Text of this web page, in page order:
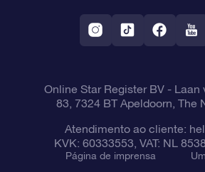
Aplicativo RV Fly me to the stars
Constelações
Online Star Register BV- Laan
83, 7324 BT Apeldoorn, The
Atendimento ao cliente:
KVK: 60333553, VAT: NL
Página de imprensa